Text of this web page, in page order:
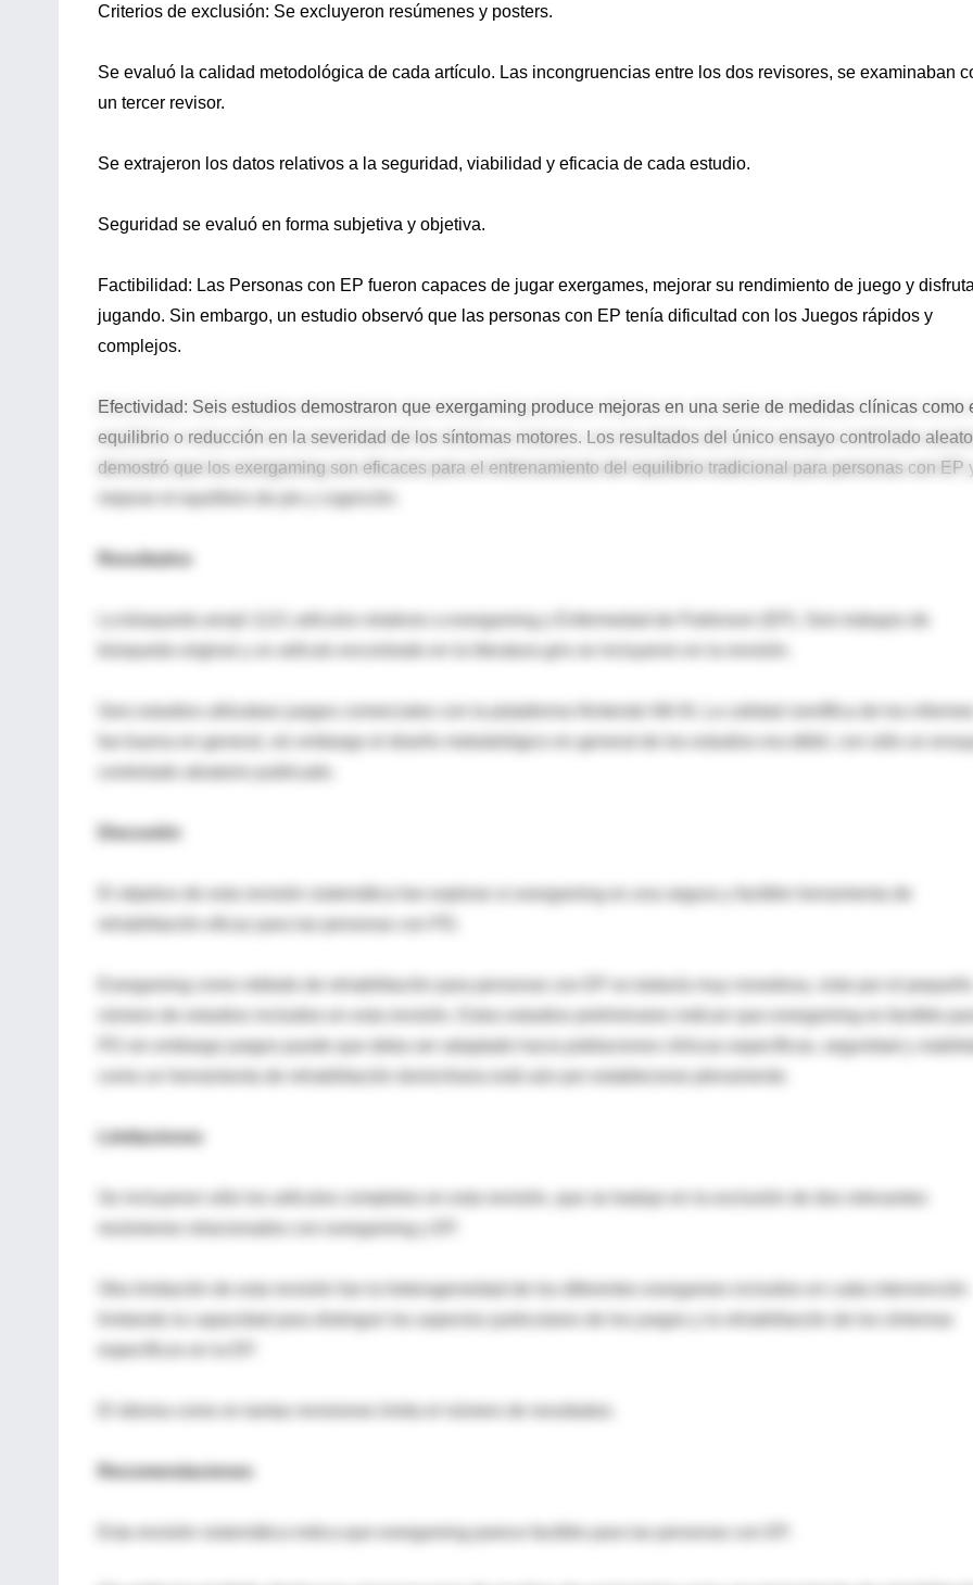
Criterios de exclusión: Se excluyeron resúmenes y posters.
Se evaluó la calidad metodológica de cada artículo. Las incongruencias entre los dos revisores, se examinaban
un tercer revisor.
Se extrajeron los datos relativos a la seguridad, viabilidad y eficacia de cada estudio.
Seguridad se evaluó en forma subjetiva y objetiva.
Factibilidad: Las Personas con EP fueron capaces de jugar exergames, mejorar su rendimiento de juego y
jugando. Sin embargo, un estudio observó que las personas con EP tenía dificultad con los Juegos rápidos y
complejos.
Efectividad: Seis estudios demostraron que exergaming produce mejoras en una serie de medidas clínicas como
equilibrio o reducción en la severidad de los síntomas motores. Los resultados del único ensayo controlado
demostró que los exergaming son eficaces para el entrenamiento del equilibrio tradicional para personas con EP
mejorar el equilibrio de pie y cognición.
Resultados
La búsqueda arrojó 1121 artículos relativos a exergaming y Enfermedad de Parkinson (EP). Seis trabajos de
búsqueda original y un artículo encontrado en la literatura gris se incluyeron en la revisión.
Seis estudios utilizaban juegos comerciales con la plataforma Nintendo Wii fit. La calidad científica de los informes
fue buena en general, sin embargo el diseño metodológico en general de los estudios era débil, con sólo un
Discusión
El objetivo de esta revisión sistemática fue explorar si exergaming es una segura y factible herramienta de
Exergaming como método de rehabilitación para personas con EP es todavía muy novedosa, visto por el pequeño
número de estudios incluidos en esta revisión. Estos estudios preliminares indican que exergaming es factible para
PD sin embargo juegos puede que deba ser adaptado hacia poblaciones clínicas específicas, seguridad y
Limitaciones
resúmenes relacionados con exergaming y EP.
Otra limitación de esta revisión fue la heterogeneidad de los diferentes exergames incluidos en cada intervención
limitando la capacidad para distinguir los aspectos particulares de los juegos y la rehabilitación de los síntomas
Recomendaciones
Esta revisión sistemática indica que exergaming parece factible para las personas con EP.